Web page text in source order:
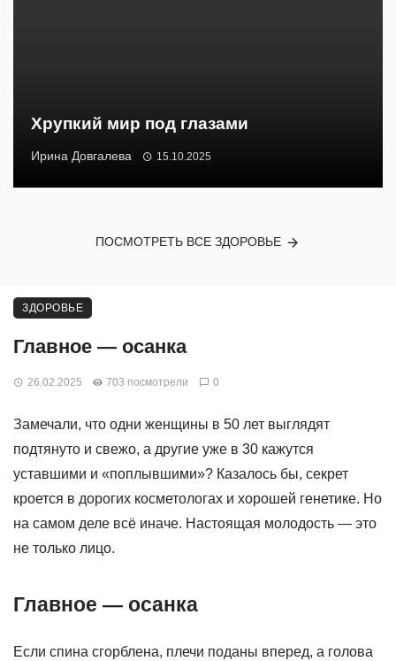
Хрупкий мир под глазами
Ирина Довгалева 15.10.2025
ПОСМОТРЕТЬ ВСЕ ЗДОРОВЬЕ
ЗДОРОВЬЕ
Главное — осанка
26.02.2025 703 посмотрели 0
Замечали, что одни женщины в 50 лет выглядят
подтянуто и свежо, а другие уже в 30 кажутся
уставшими и «поплывшими»? Казалось бы, секрет
кроется в дорогих косметологах и хорошей генетике. Но
на самом деле всё иначе. Настоящая молодость — это
не только лицо.
Главное — осанка
Если спина сгорблена, плечи поданы вперед, а голова